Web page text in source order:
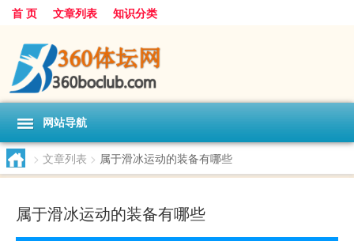
首 页 文章列表 知识分类
网站导航
> 文章列表 > 属于滑冰运动的装备有哪些
属于滑冰运动的装备有哪些